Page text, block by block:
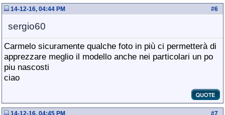
#6
14-12-16, 04:44 PM
sergio60
Carmelo sicuramente qualche foto in più ci permetterà di
apprezzare meglio il modello anche nei particolari un po
piu nascosti
ciao
#7
14-12-16, 04:45 PM